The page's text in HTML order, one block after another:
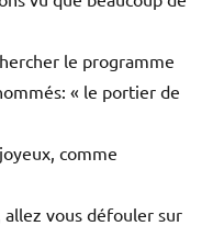
le programme
« le portier de
comme
allez vous défouler sur